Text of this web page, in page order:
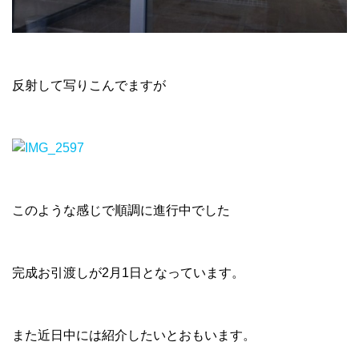
反射して写りこんでますが
このような感じで順調に進行中でした
完成お引渡しが2月1日となっています。
また近日中には紹介したいとおもいます。